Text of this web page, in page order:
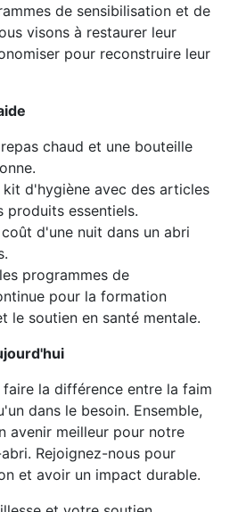
de sensibilisation et de
visons à restaurer leur
pour reconstruire leur
chaud et une bouteille
d'hygiène avec des articles
essentiels.
d'une nuit dans un abri
programmes de
pour la formation
le soutien en santé mentale.
la différence entre la faim
dans le besoin. Ensemble,
avenir meilleur pour notre
Rejoignez-nous pour
et avoir un impact durable.